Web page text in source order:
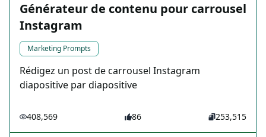
Générateur de contenu pour carrousel
Instagram
Marketing Prompts
Rédigez un post de carrousel Instagram
diapositive par diapositive
408,569 86 253,515